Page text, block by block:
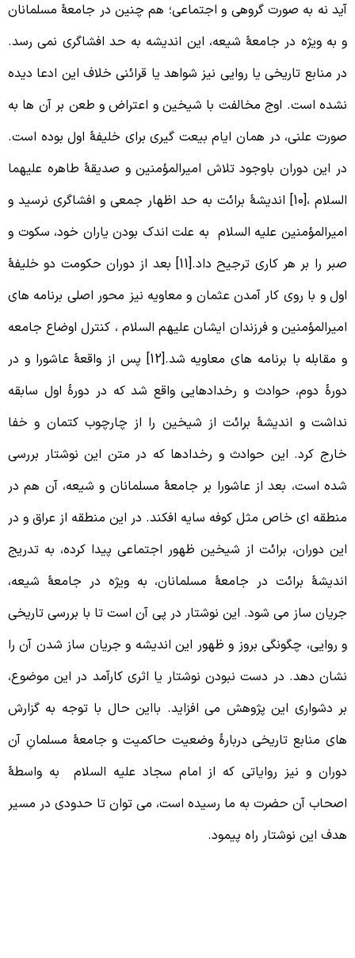
نه به صورت گروهی و اجتماعی؛ هم چنین در جامعۀ مسلمانان
به ویژه در جامعۀ شیعه، این اندیشه به حد افشاگری نمی رسد.
منابع تاریخی یا روایی نیز شواهد یا قرائنی خلاف این ادعا دیده
است. اوج مخالفت با شیخین و اعتراض و طعن بر آن ها به
علنی، در همان ایام بیعت گیری برای خلیفۀ اول بوده است.
این دوران باوجود تلاش امیرالمؤمنین و صدیقۀ طاهره علیهما
السلام ،[10] اندیشۀ برائت به حد اظهار جمعی و افشاگری نرسید و
علیه السلام به علت اندک بودن یاران خود، سکوت و
صبر را بر هر کاری ترجیح داد.[11] بعد از دوران حکومت دو خلیفۀ
و با روی کار آمدن عثمان و معاویه نیز محور اصلی برنامه های
و فرزندان ایشان علیهم السلام ، کنترل اوضاع جامعه
و مقابله با برنامه های معاویه شد.[12] پس از واقعۀ عاشورا و در
دوم، حوادث و رخدادهایی واقع شد که در دورۀ اول سابقه
و اندیشۀ برائت از شیخین را از چارچوب کتمان و خفا
کرد. این حوادث و رخدادها که در متن این نوشتار بررسی
است، بعد از عاشورا بر جامعۀ مسلمانان و شیعه، آن هم در
ای خاص مثل کوفه سایه افکند. در این منطقه از عراق و در
دوران، برائت از شیخین ظهور اجتماعی پیدا کرده، به تدریج
برائت در جامعۀ مسلمانان، به ویژه در جامعۀ شیعه،
ساز می شود. این نوشتار در پی آن است تا با بررسی تاریخی
روایی، چگونگی بروز و ظهور این اندیشه و جریان ساز شدن آن را
دهد. در دست نبودن نوشتار یا اثری کارآمد در این موضوع،
دشواری این پژوهش می افزاید. بااین حال با توجه به گزارش
منابع تاریخی دربارۀ وضعیت حاکمیت و جامعۀ مسلمانِ آن
و نیز روایاتی که از امام سجاد علیه السلام به واسطۀ
آن حضرت به ما رسیده است، می توان تا حدودی در مسیر
این نوشتار راه پیمود.